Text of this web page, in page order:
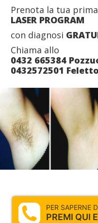
Prenota la tua
LASER PROGRAM
con diagnosi
Chiama allo
0432 665384
0432572501
PER SAPERNE
PREMI QUI